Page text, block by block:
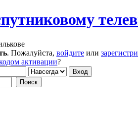
. Пожалуйста, войдите или
активации?